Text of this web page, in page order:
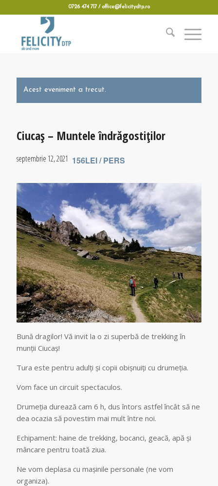
0726 474 717 / office@felicitydtp.ro
Acest eveniment a trecut.
Ciucaș – Muntele îndrăgostiților
septembrie 12, 2021 156LEI / PERS
Bună dragilor! Vă invit la o zi superbă de trekking în
munții Ciucaș!
Tura este pentru adulți și copii obișnuiți cu drumeția.
Vom face un circuit spectaculos.
Drumeția durează cam 6 h, dus întors astfel încât să ne
dea ocazia să povestim mai mult între noi.
Echipament: haine de trekking, bocanci, geacă, apă și
mâncare pentru toată ziua.
Ne vom deplasa cu mașinile personale (ne vom
organiza).